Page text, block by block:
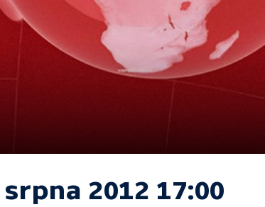
srpna 2012 17:00